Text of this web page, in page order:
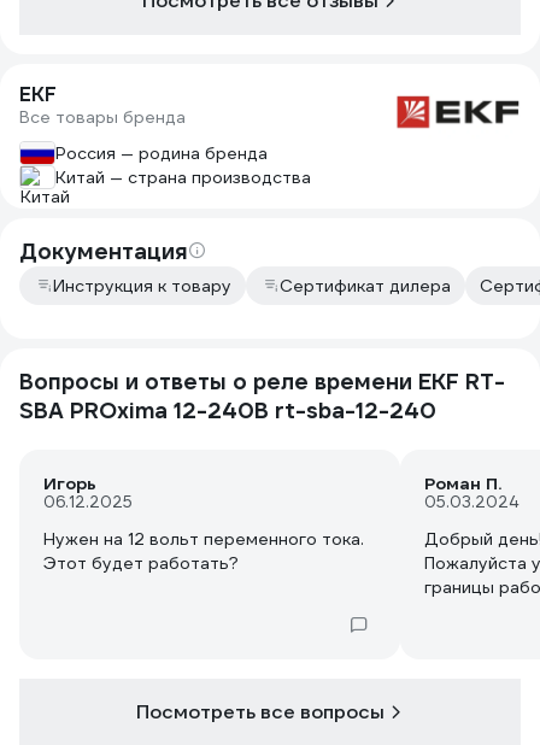
EKF
Все товары бренда
Россия — родина бренда
Китай — страна производства
Документация
Инструкция к товару Сертификат дилера
Вопросы и ответы о реле времени EKF RT-
SBA PROxima 12-240В rt-sba-12-240
Игорь
06.12.2025
Нужен на 12 вольт переменного тока.
Роман П.
05.03.2024
Добрый
Пожалуйста
границы
Посмотреть все вопросы